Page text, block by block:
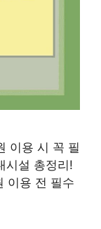
이용 시 꼭 필
시설 총정리!
이용 전 필수